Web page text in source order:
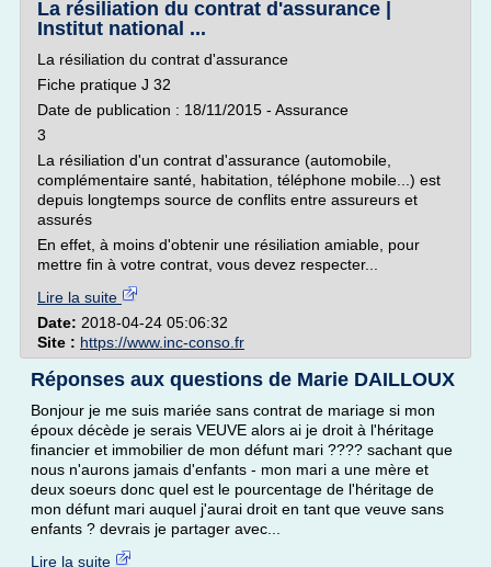
La résiliation du contrat d'assurance |
Institut national ...
La résiliation du contrat d'assurance
Fiche pratique J 32
Date de publication : 18/11/2015 - Assurance
3
La résiliation d'un contrat d'assurance (automobile,
complémentaire santé, habitation, téléphone mobile...) est
depuis longtemps source de conflits entre assureurs et
assurés
En effet, à moins d'obtenir une résiliation amiable, pour
mettre fin à votre contrat, vous devez respecter...
Lire la suite
Date: 2018-04-24 05:06:32
Site : https://www.inc-conso.fr
Réponses aux questions de Marie DAILLOUX
Bonjour je me suis mariée sans contrat de mariage si mon
époux décède je serais VEUVE alors ai je droit à l'héritage
financier et immobilier de mon défunt mari ???? sachant que
nous n'aurons jamais d'enfants - mon mari a une mère et
deux soeurs donc quel est le pourcentage de l'héritage de
mon défunt mari auquel j'aurai droit en tant que veuve sans
enfants ? devrais je partager avec...
Lire la suite